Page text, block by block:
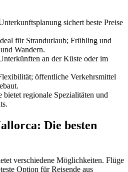
sichert beste Preise
für Strandurlaub; Frühling und
Wandern.
an der Küste oder im
öffentliche Verkehrsmittel
regionale Spezialitäten und
Die besten
verschiedene Möglichkeiten. Flüge
Option für Reisende aus